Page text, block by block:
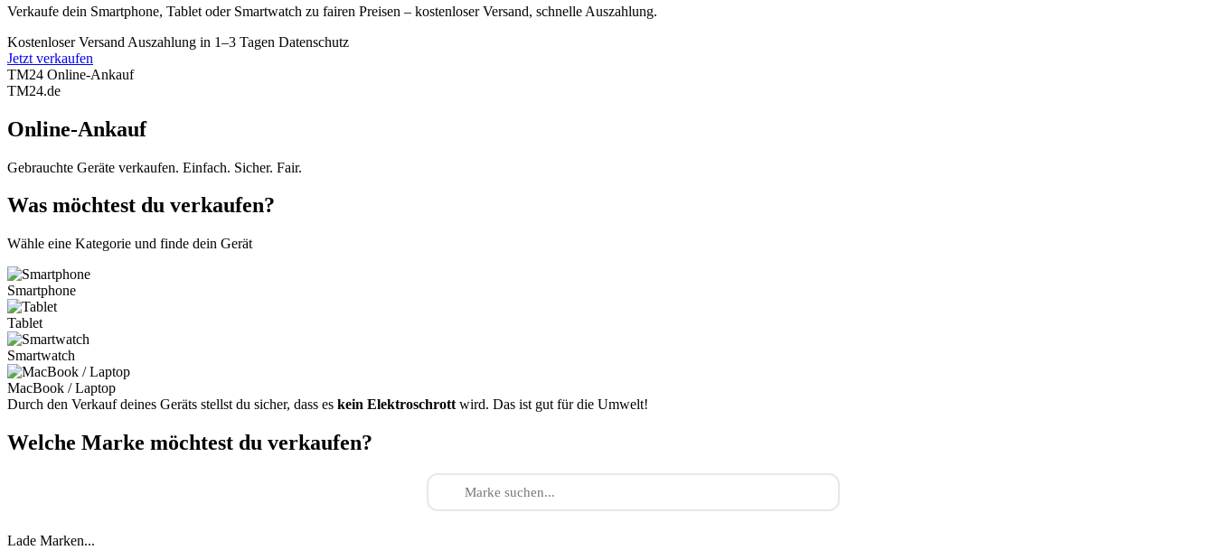
Verkaufe dein Smartphone, Tablet oder Smartwatch zu fairen Preisen – kostenloser Versand, schnelle Auszahlung.
Kostenloser Versand Auszahlung in 1–3 Tagen Datenschutz
Jetzt verkaufen
TM24 Online-Ankauf
TM24.de
Online-Ankauf
Gebrauchte Geräte verkaufen. Einfach. Sicher. Fair.
Was möchtest du verkaufen?
Wähle eine Kategorie und finde dein Gerät
Smartphone
Tablet
Smartwatch
MacBook / Laptop
Durch den Verkauf deines Geräts stellst du sicher, dass es kein Elektroschrott wird. Das ist gut für die Umwelt!
Welche Marke möchtest du verkaufen?
Lade Marken...